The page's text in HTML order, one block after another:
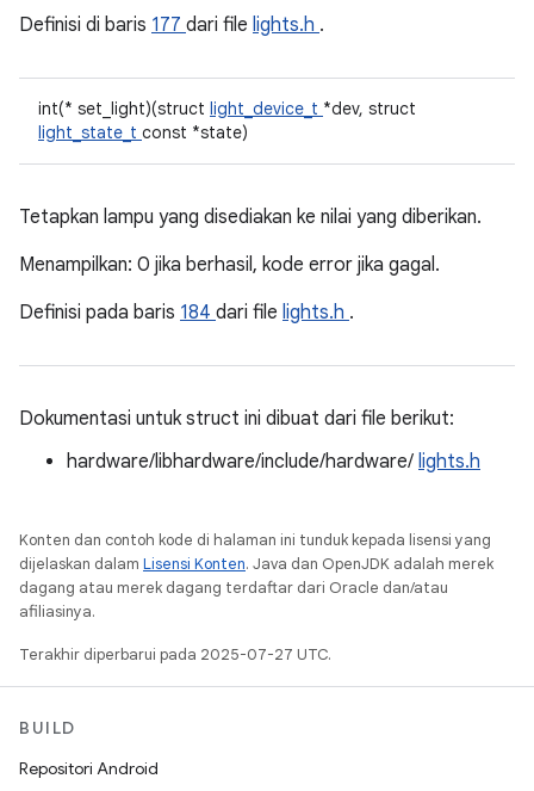
Definisi di baris 177 dari file lights.h .
int(* set_light)(struct light_device_t *dev, struct
light_state_t const *state)
Tetapkan lampu yang disediakan ke nilai yang diberikan.
Menampilkan: 0 jika berhasil, kode error jika gagal.
Definisi pada baris 184 dari file lights.h .
Dokumentasi untuk struct ini dibuat dari file berikut:
hardware/libhardware/include/hardware/ lights.h
Konten dan contoh kode di halaman ini tunduk kepada lisensi yang
dijelaskan dalam Lisensi Konten. Java dan OpenJDK adalah merek
dagang atau merek dagang terdaftar dari Oracle dan/atau
afiliasinya.
Terakhir diperbarui pada 2025-07-27 UTC.
BUILD
Repositori Android